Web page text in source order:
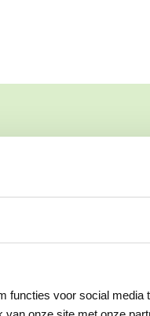
functies voor social media